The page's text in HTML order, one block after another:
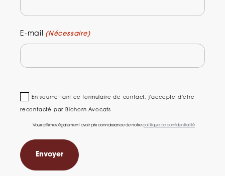
E-mail (Nécessaire)
En soumettant ce formulaire de contact, j'accepte d'être
recontacté par Blohorn Avocats
Vous affirmez également avoir pris connaissance de notre politique de confidentialité